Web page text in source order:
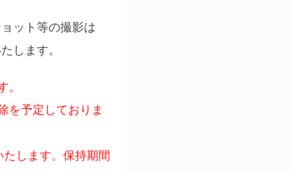
ット等の撮影は
します。
を予定しておりま
します。保持期間